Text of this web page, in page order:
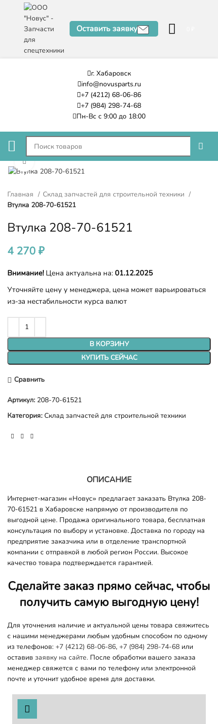
Оставить заявку
г. Хабаровск
info@novusparts.ru
+7 (4212) 68-06-86
+7 (984) 298-74-68
Пн-Вс с 9:00 до 18:00
Нажмите, чтобы увеличить
Главная
Склад запчастей для строительной техники
Втулка 208-70-61521
Втулка 208-70-61521
4 270 ₽
Внимание! Цена актуальна на: 01.12.2025
Уточняйте цену у менеджера, цена может варьироваться
из-за нестабильности курса валют
В КОРЗИНУ
КУПИТЬ СЕЙЧАС
Сравнить
Артикул: 208-70-61521
Категория: Склад запчастей для строительной техники
ОПИСАНИЕ
Интернет-магазин «Новус» предлагает заказать Втулка 208-
70-61521 в Хабаровске напрямую от производителя по
выгодной цене. Продажа оригинального товара, бесплатная
консультация по выбору и установке. Доставка по городу на
предприятие заказчика или в отделение транспортной
компании с отправкой в любой регион России. Высокое
качество товара подтверждается гарантией.
Сделайте заказ прямо сейчас, чтобы
получить самую выгодную цену!
Для уточнения наличие и актуальной цены товара свяжитесь
с нашими менеджерами любым удобным способом по одному
из телефонов: +7 (4212) 68-06-86, +7 (984) 298-74-68 или
оставив заявку на сайте. После обработки вашего заказа
менеджер свяжется с вами по телефону или электронной
почте и уточнит удобное время для доставки.